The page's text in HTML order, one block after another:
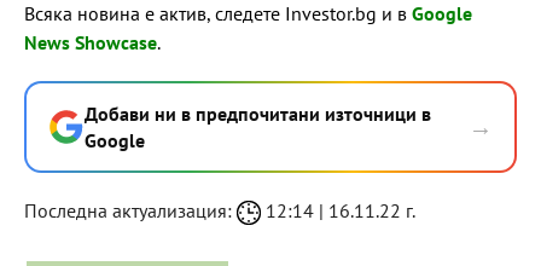
Всяка новина е актив, следете Investor.bg и в Google
News Showcase.
Добави ни в предпочитани източници в
Google
→
Последна актуализация: 12:14 | 16.11.22 г.